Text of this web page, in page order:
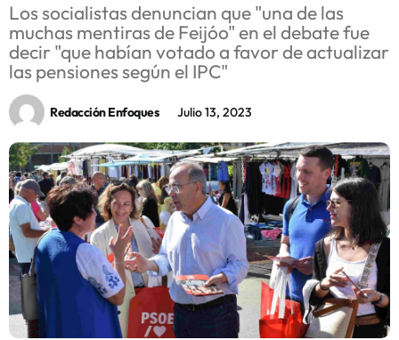
Gastronomía
Escenarios
Sostenibilidad
Innova
Los socialistas denuncian que "una de las
muchas mentiras de Feijóo" en el debate fue
decir "que habían votado a favor de actualizar
las pensiones según el IPC"
Redacción Enfoques Julio 13, 2023